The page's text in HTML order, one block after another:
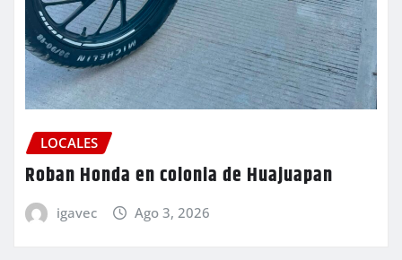
LOCALES
Roban Honda en colonia de Huajuapan
igavec Ago 3, 2026